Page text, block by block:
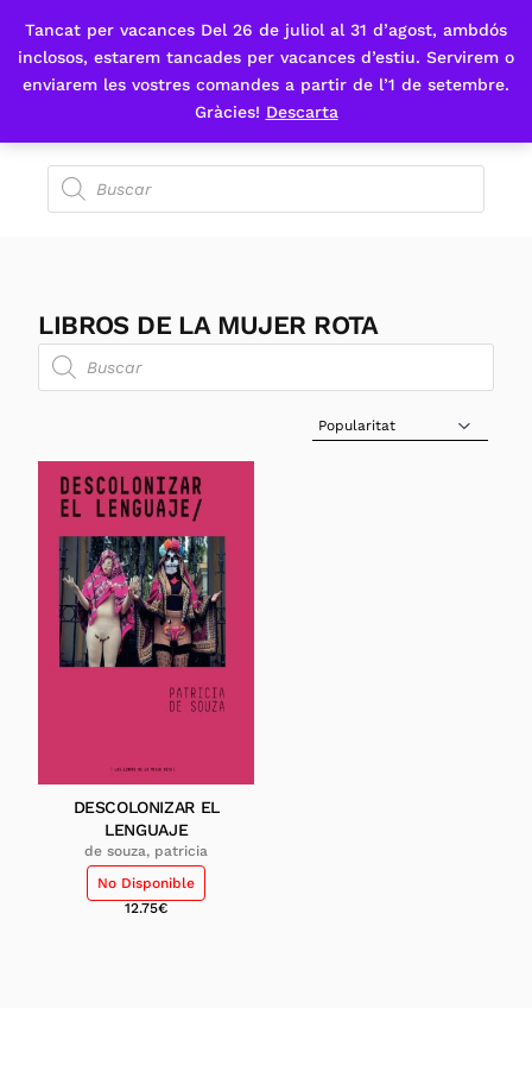
Tancat per vacances Del 26 de juliol al 31 d’agost, ambdós
inclosos, estarem tancades per vacances d’estiu. Servirem o
enviarem les vostres comandes a partir de l’1 de setembre.
Gràcies! Descarta
Fes-te'n sòcia
LIBROS DE LA MUJER ROTA
Sort Products
DESCOLONIZAR EL
LENGUAJE
de souza, patricia
No Disponible
12.75€